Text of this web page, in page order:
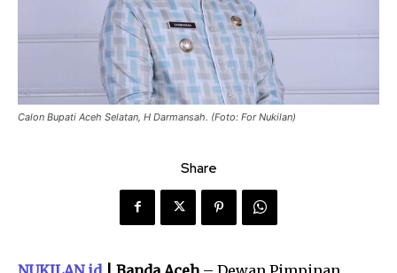
Calon Bupati Aceh Selatan, H Darmansah. (Foto: For Nukilan)
Share